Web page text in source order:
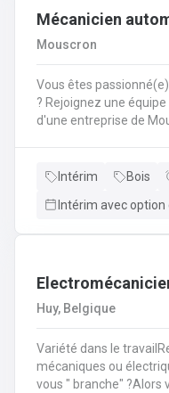
Mécanicien
Mouscron
Vous êtes
? Rejoignez une
d'une entreprise de
des véhicules
interventions
Intérim Bois
Intérim avec
Huy, Belgique
Variété dans le
mécaniques ou électriques
vous " branche"